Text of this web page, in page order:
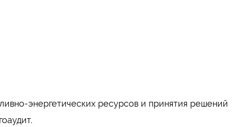
энергетических ресурсов и принятия решений